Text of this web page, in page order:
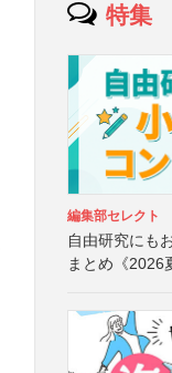
特集
編集部セレクト
自由研究にも
まとめ《2026